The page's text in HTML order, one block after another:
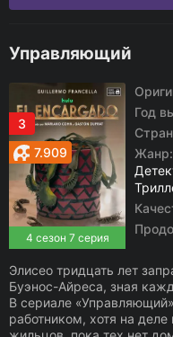
Управляющий
3
4 сезон 7 серия
7.909
Год
Жанр:
Элисео тридцать лет
Буэнос-Айреса, зная
В сериале
работником, хотя на